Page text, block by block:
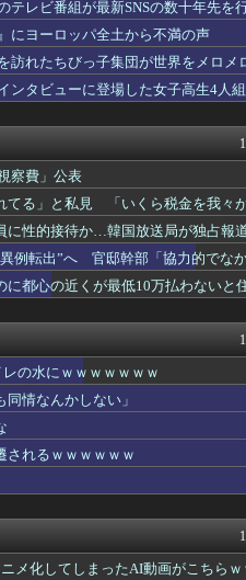
ぱいを披露ｗｗ...
筋
け、両親は「あはは...
れた結果ｗｗｗｗ...
え
「いくら税金を我々...
痛
い
千万スタートね」
そろ終わりかな」
ア
いと話題にｗｗｗｗ...
ラ
阪
すみれさんｗｗｗｗ...
ぴ
めって言われてた・...
気
な
日
ま
ｗｗ
万人赦...
じ
ま
）
な
な
間の匂いまで嗅ぎ分...
レビ番組が最新SNSの数十年先を
にヨーロッパ全土から不満の声
訪れたちびっ子集団が世界をメロメ
タビューに登場した女子高生4人
察費」公表
る」と私見 「いくら税金を我々
に性的接待か…韓国放送局が独占報
例転出”へ 官邸幹部「協力的でなか
都心の近くが最低10万払わないと
の水にｗｗｗｗｗｗｗ
情なんかしない」
されるｗｗｗｗｗｗ
メ化してしまったAI動画がこちらｗ